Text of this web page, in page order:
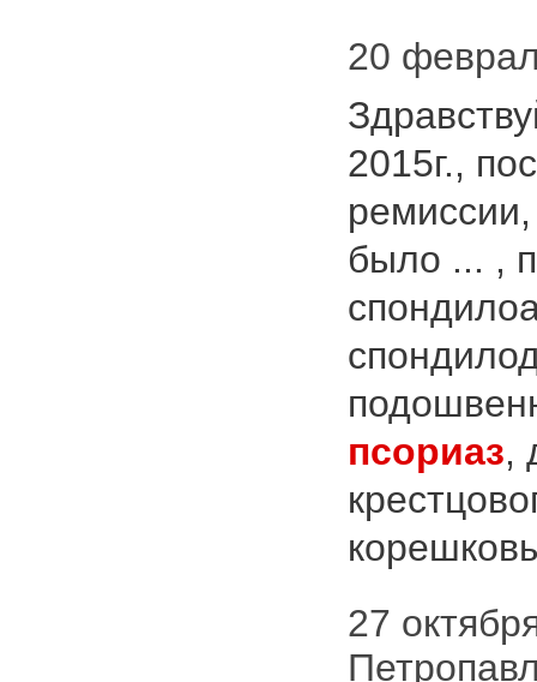
20
2015г.,
ремиссии,
было ... ,
псориаз,
27